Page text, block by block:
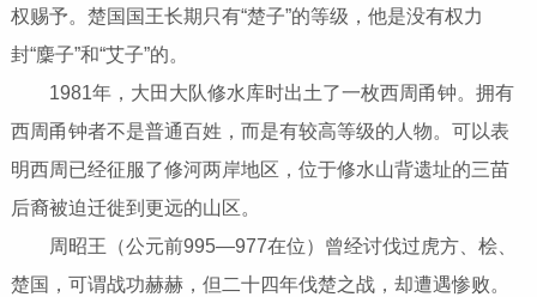
权赐予。楚国国王长期只有“楚子”的等级，他是没有权力
封“麇子”和“艾子”的。
1981年，大田大队修水库时出土了一枚西周甬钟。拥有
西周甬钟者不是普通百姓，而是有较高等级的人物。可以表
明西周已经征服了修河两岸地区，位于修水山背遗址的三苗
后裔被迫迁徙到更远的山区。
周昭王（公元前995—977在位）曾经讨伐过虎方、桧、
楚国，可谓战功赫赫，但二十四年伐楚之战，却遭遇惨败。